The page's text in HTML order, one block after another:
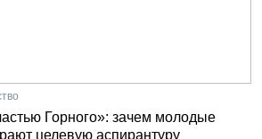
Горного»: зачем молодые
целевую аспирантуру